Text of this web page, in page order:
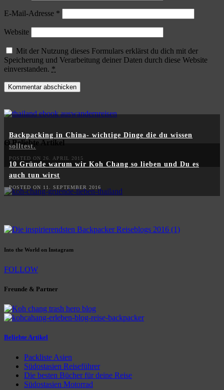
E-Mail-Adresse *
Website
Mit der Nutzung dieses Formulars erklärst du dich mit der
Speicherung und Verarbeitung deiner Daten durch diese Website
einverstanden. *
Θ Beliebte Artikel
Backpacking in China- wichtige Dinge die du wissen
solltest.
POSTED ON 26. APRIL 2015
10 Gründe warum wir Koh Chang so lieben und Du es
auch tun wirst
POSTED ON 11. SEPTEMBER 2016
Into the World on Instagram
FOLLOW
Freunde & Partner
Beliebte Artikel
Packliste Asien
Südostasien Reiseführer
Die besten Bücher für deine Reise
Südostasien Motorrad